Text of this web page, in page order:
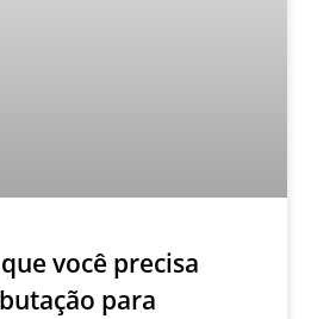
você precisa
para